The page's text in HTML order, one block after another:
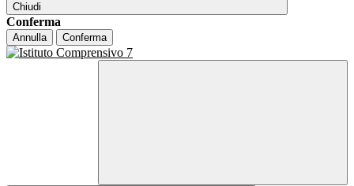
Chiudi
Conferma
Annulla Conferma